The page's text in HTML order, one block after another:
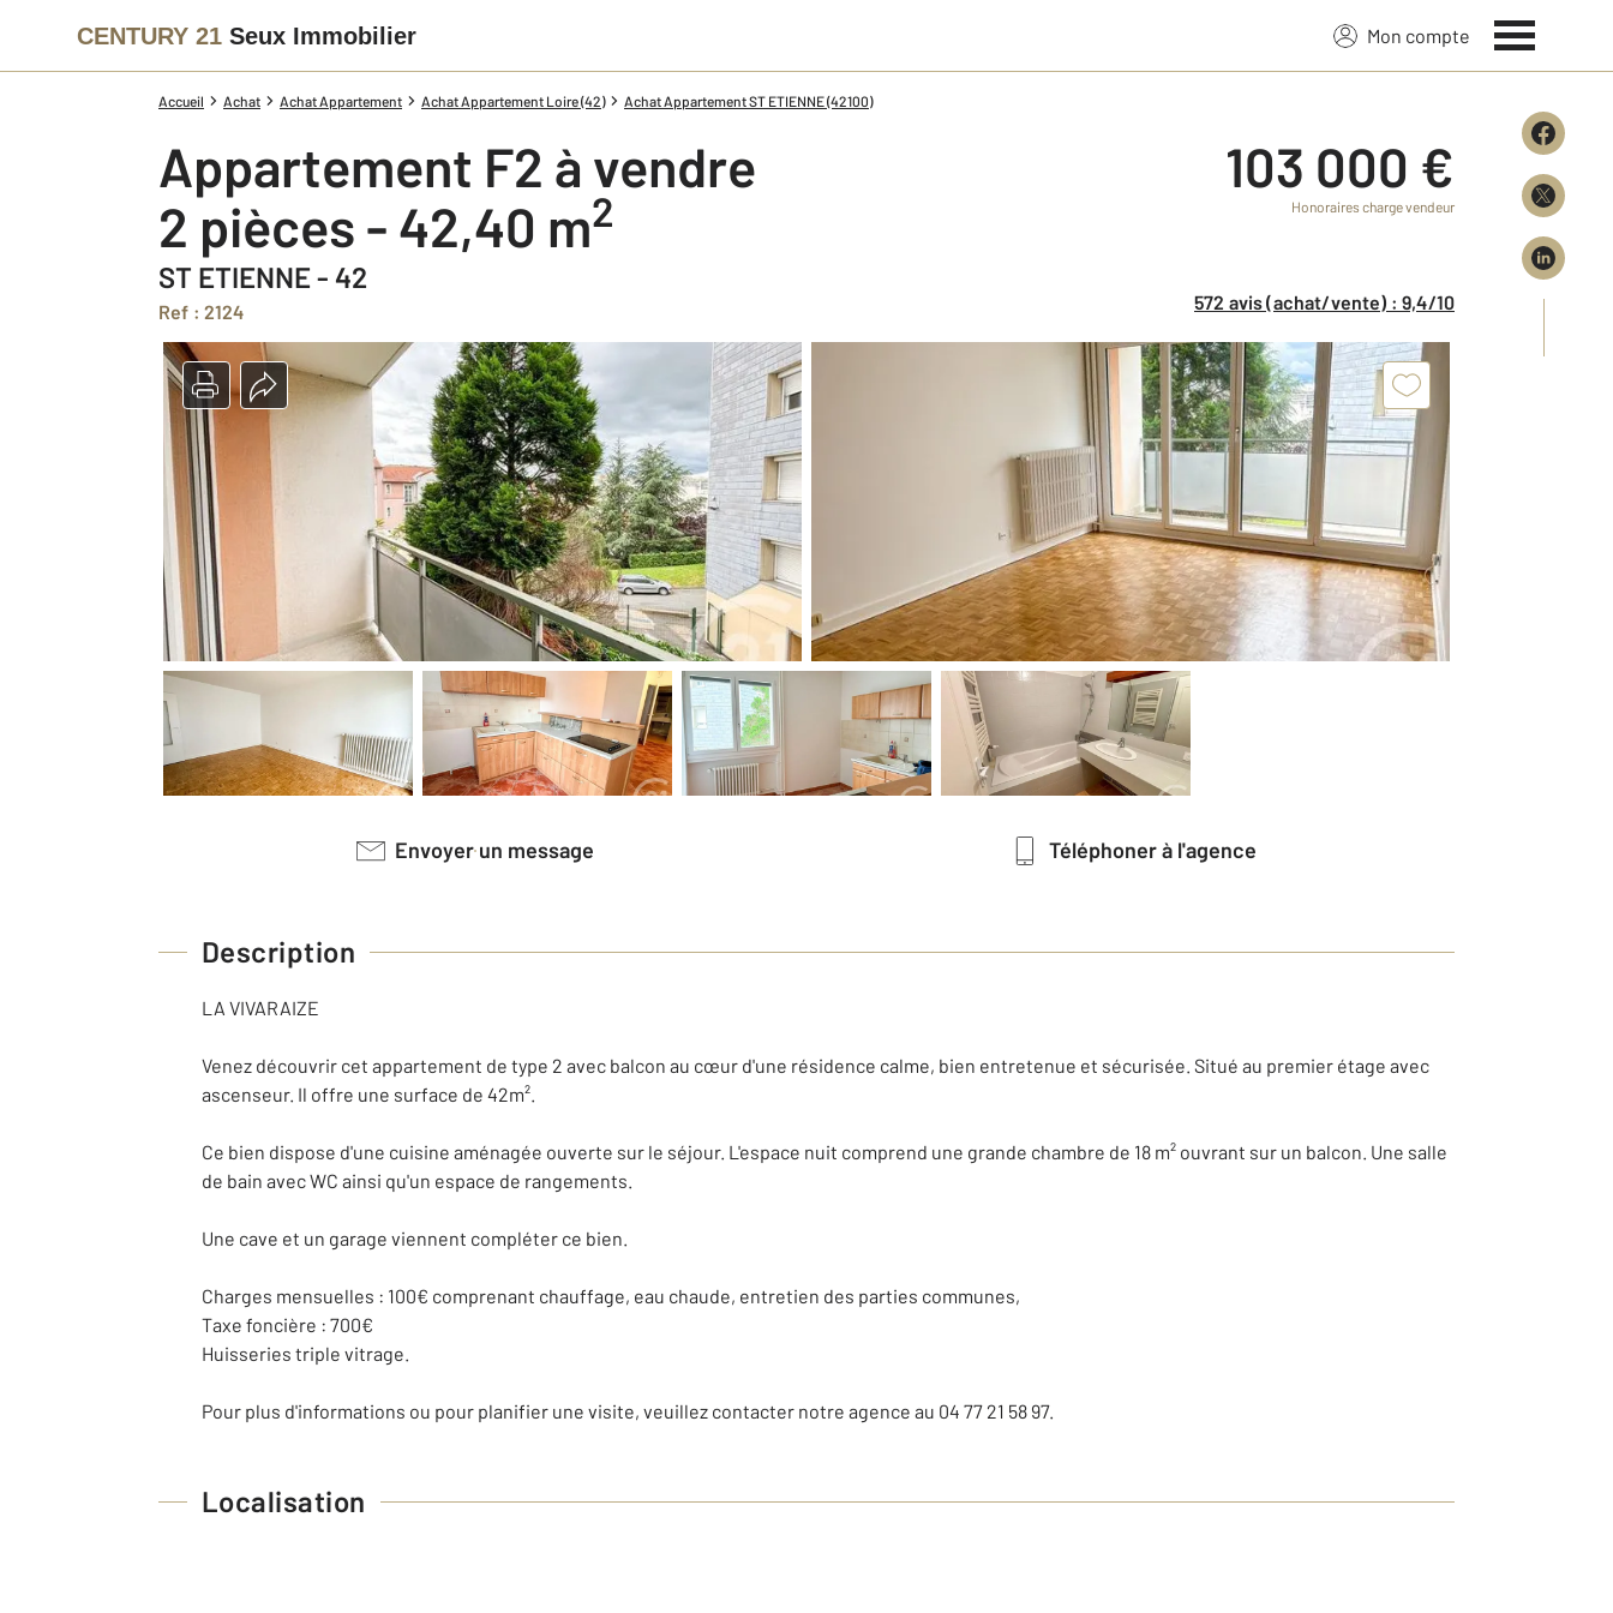
CENTURY 21 Seux Immobilier Mon compte
Accueil Achat Achat Appartement Achat Appartement Loire (42) Achat Appartement ST ETIENNE (42100)
Appartement F2 à vendre
2 pièces - 42,40 m2
ST ETIENNE - 42
Ref : 2124
103 000 €
Honoraires charge vendeur
572 avis (achat/vente) : 9,4/10
Envoyer un message Téléphoner à l'agence
Description
LA VIVARAIZE
Venez découvrir cet appartement de type 2 avec balcon au cœur d'une résidence calme, bien entretenue et sécurisée. Situé au premier étage avec
ascenseur. Il offre une surface de 42m².
Ce bien dispose d'une cuisine aménagée ouverte sur le séjour. L'espace nuit comprend une grande chambre de 18 m² ouvrant sur un balcon. Une salle
de bain avec WC ainsi qu'un espace de rangements.
Une cave et un garage viennent compléter ce bien.
Charges mensuelles : 100€ comprenant chauffage, eau chaude, entretien des parties communes,
Taxe foncière : 700€
Huisseries triple vitrage.
Pour plus d'informations ou pour planifier une visite, veuillez contacter notre agence au 04 77 21 58 97.
Localisation